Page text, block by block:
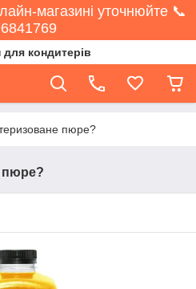
магазині уточнюйте 📞
кондитерів
пюре?
пюре?